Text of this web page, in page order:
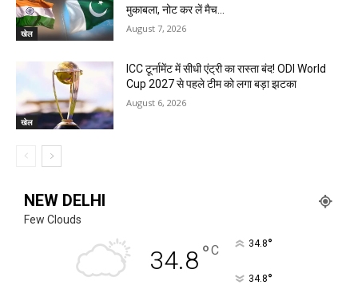
खेल
मुकाबला, नोट कर लें मैच...
August 7, 2026
खेल
ICC टूर्नामेंट में सीधी एंट्री का रास्ता बंद! ODI World
Cup 2027 से पहले टीम को लगा बड़ा झटका
August 6, 2026
NEW DELHI
Few Clouds
34.8°C 34.8°
34.8°